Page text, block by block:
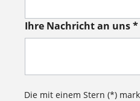
Ihre Nachricht an uns *
Die mit einem Stern (*)